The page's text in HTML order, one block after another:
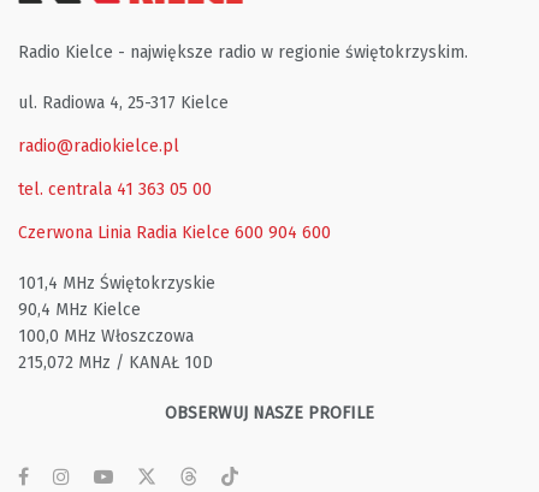
Radio Kielce - największe radio w regionie świętokrzyskim.
ul. Radiowa 4, 25-317 Kielce
radio@radiokielce.pl
tel. centrala 41 363 05 00
Czerwona Linia Radia Kielce 600 904 600
101,4 MHz Świętokrzyskie
90,4 MHz Kielce
100,0 MHz Włoszczowa
215,072 MHz / KANAŁ 10D
OBSERWUJ NASZE PROFILE